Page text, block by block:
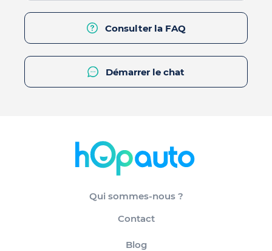
Consulter la FAQ
Démarrer le chat
Qui sommes-nous ?
Contact
Blog